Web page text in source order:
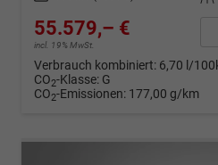
55.579,– €
incl. 19% MwSt.
Verbrauch kombiniert: 6,70 l/
CO2-Klasse: G
CO2-Emissionen: 177,00 g/km